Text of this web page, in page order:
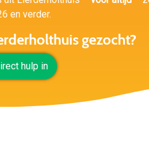
en verder.
gezocht?
hulp in